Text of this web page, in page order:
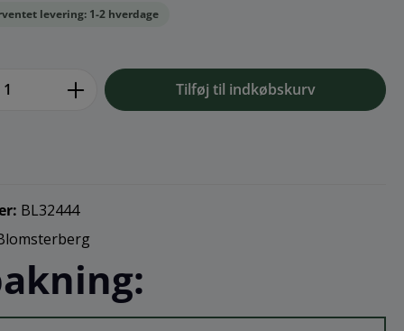
levering: 1-2 hverdage
Tilføj til indkøbskurv
BL32444